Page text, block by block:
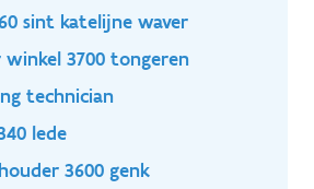
sint katelijne waver
winkel 3700 tongeren
technician
lede
3600 genk